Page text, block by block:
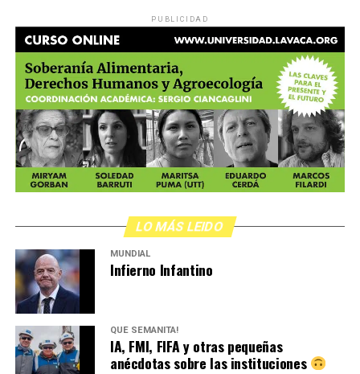
PUBLICIDAD
LO MÁS LEIDO
MUNDIAL
Infierno Infantino
QUÉ SEMANITA!
IA, FMI, FIFA y otras pequeñas
anécdotas sobre las instituciones